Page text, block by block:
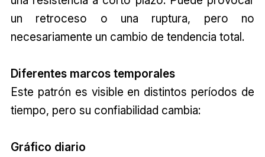
un retroceso o una ruptura, pero no
necesariamente un cambio de tendencia total.
Diferentes marcos temporales
Este patrón es visible en distintos períodos de
tiempo, pero su confiabilidad cambia:
Gráfico diario